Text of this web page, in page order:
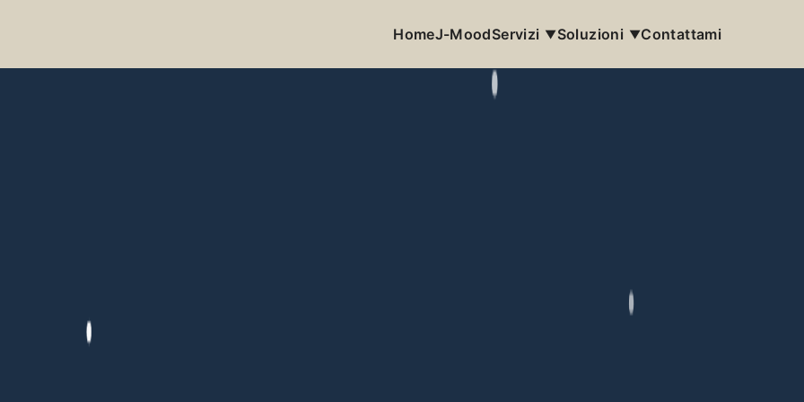
HomeJ-MoodServizi Soluzioni Contattami